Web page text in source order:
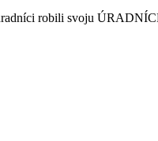
robili svoju